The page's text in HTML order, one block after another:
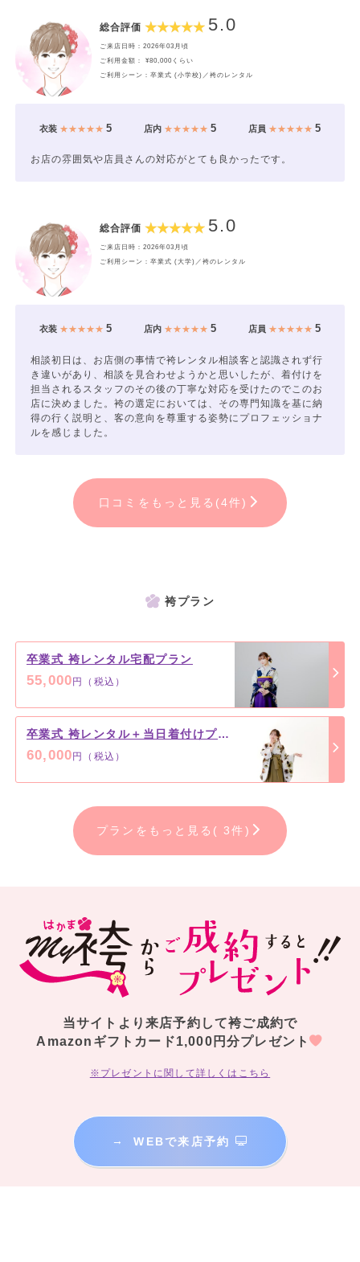
総合評価 5.0
ご来店日時：2026年03月頃
ご利用金額： ¥80,000くらい
ご利用シーン：卒業式 (小学校)／袴のレンタル
衣装★★★★★ 5 店内★★★★★ 5 店員 ★★★★★5
お店の雰囲気や店員さんの対応がとても良かったです。
総合評価 5.0
ご来店日時：2026年03月頃
ご利用シーン：卒業式 (大学)／袴のレンタル
衣装★★★★★ 5 店内★★★★★ 5 店員 ★★★★★5
相談初日は、お店側の事情で袴レンタル相談客と認識されず行
き違いがあり、相談を見合わせようかと思いしたが、着付けを
担当されるスタッフのその後の丁寧な対応を受けたのでこのお
店に決めました。袴の選定においては、その専門知識を基に納
得の行く説明と、客の意向を尊重する姿勢にプロフェッショナ
ルを感じました。
口コミをもっと見る(4件)
袴プラン
卒業式 袴レンタル宅配プラン
55,000円（税込）
卒業式 袴レンタル＋当日着付けプラン
60,000円（税込）
プランをもっと見る( 3件)
当サイトより来店予約して袴ご成約で
Amazonギフトカード1,000円分プレゼント
※プレゼントに関して詳しくはこちら
→ WEBで来店予約